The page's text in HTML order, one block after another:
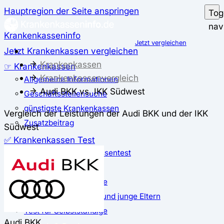
Hauptregion der Seite anspringen
Krankenkasseninfo
Jetzt Krankenkassen vergleichen
☞ Krankenkassen
Allgemeine Informationen
Geschäftsstellensuche
günstigste Krankenkassen
Zusatzbeitrag
✅ Krankenkassen Test
Der große Krankenkassentest
Test für Studierende
Test für Auszubildende
Test für Schwangere und junge Eltern
Test für Selbstständige
Jetzt vergleichen
Krankenkassen
Krankenkassenvergleich
Audi BKK vs. IKK Südwest
Vergleich der Leistungen der Audi BKK und der IKK
Südwest